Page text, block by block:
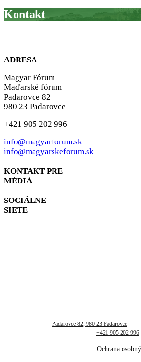
Kontakt
ADRESA
Magyar Fórum –
Maďarské fórum
Padarovce 82
980 23 Padarovce
+421 905 202 996
info@magyarforum.sk
info@magyarskeforum.sk
KONTAKT PRE
MÉDIÁ
SOCIÁLNE
SIETE
Padarovce 82, 980 23 Padarovce
+421 905 202 996
Ochrana